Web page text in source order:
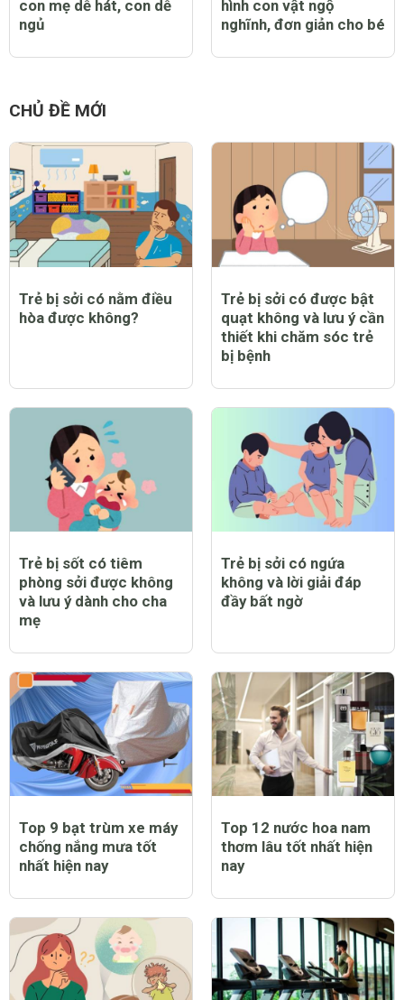
con mẹ dễ hát, con dễ
ngủ
hình con vật ngộ
nghĩnh, đơn giản cho bé
CHỦ ĐỀ MỚI
Trẻ bị sởi có nằm điều
hòa được không?
Trẻ bị sởi có được bật
quạt không và lưu ý cần
thiết khi chăm sóc trẻ
bị bệnh
Trẻ bị sốt có tiêm
phòng sởi được không
và lưu ý dành cho cha
mẹ
Trẻ bị sởi có ngứa
không và lời giải đáp
đầy bất ngờ
Top 9 bạt trùm xe máy
chống nắng mưa tốt
nhất hiện nay
Top 12 nước hoa nam
thơm lâu tốt nhất hiện
nay